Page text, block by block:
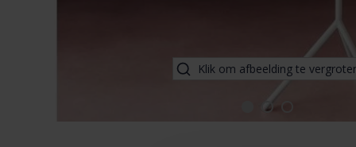
Klik om afbeelding te